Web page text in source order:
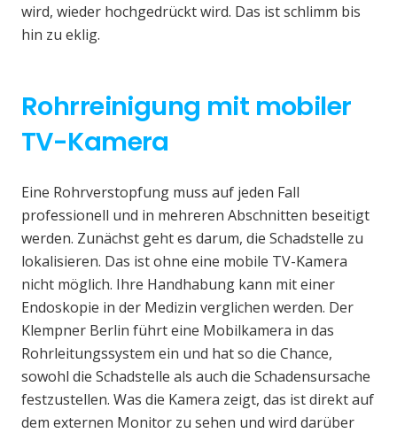
wird, wieder hochgedrückt wird. Das ist schlimm bis
hin zu eklig.
Rohrreinigung mit mobiler
TV-Kamera
Eine Rohrverstopfung muss auf jeden Fall
professionell und in mehreren Abschnitten beseitigt
werden. Zunächst geht es darum, die Schadstelle zu
lokalisieren. Das ist ohne eine mobile TV-Kamera
nicht möglich. Ihre Handhabung kann mit einer
Endoskopie in der Medizin verglichen werden. Der
Klempner Berlin führt eine Mobilkamera in das
Rohrleitungssystem ein und hat so die Chance,
sowohl die Schadstelle als auch die Schadensursache
festzustellen. Was die Kamera zeigt, das ist direkt auf
dem externen Monitor zu sehen und wird darüber